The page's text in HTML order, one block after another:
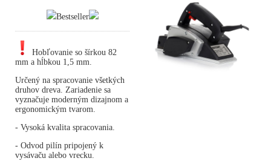
Bestseller
Hobľovanie so šírkou 82
mm a hĺbkou 1,5 mm.
Určený na spracovanie všetkých
druhov dreva. Zariadenie sa
vyznačuje moderným dizajnom a
ergonomickým tvarom.
- Vysoká kvalita spracovania.
- Odvod pilín pripojený k
vysávaču alebo vrecku.